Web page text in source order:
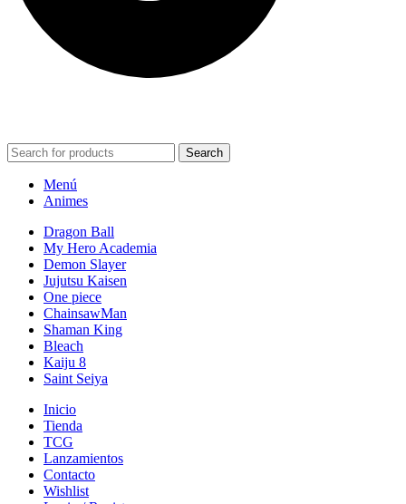
Search
Menú
Animes
Dragon Ball
My Hero Academia
Demon Slayer
Jujutsu Kaisen
One piece
ChainsawMan
Shaman King
Bleach
Kaiju 8
Saint Seiya
Inicio
Tienda
TCG
Lanzamientos
Contacto
Wishlist